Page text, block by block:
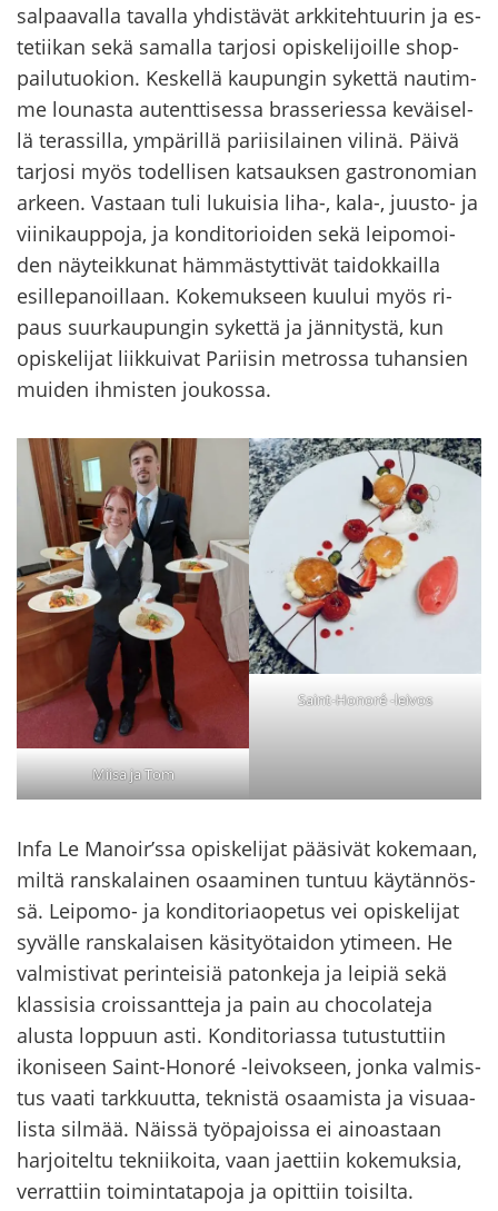
sal­paa­val­la ta­val­la yh­dis­tä­vät ark­ki­teh­tuu­rin ja es­
te­tii­kan sekä sa­mal­la tar­jo­si opis­ke­li­joil­le shop­
pai­lu­tuo­kion. Kes­kel­lä kau­pun­gin sy­ket­tä nau­tim­
me lou­nas­ta au­tent­ti­ses­sa bras­se­ries­sa ke­väi­sel­
lä te­ras­sil­la, ym­pä­ril­lä pa­rii­si­lai­nen vi­li­nä. Päivä
tar­jo­si myös to­del­li­sen kat­sauk­sen ga­stro­no­mian
ar­keen. Vas­taan tuli lu­kui­sia liha-, kala-, juusto-​ ja
vii­ni­kaup­po­ja, ja kon­di­to­rioi­den sekä lei­po­moi­
den näy­teik­ku­nat häm­mäs­tyt­ti­vät tai­dok­kail­la
esil­le­pa­noil­laan. Ko­ke­muk­seen kuu­lui myös ri­
paus suur­kau­pun­gin sy­ket­tä ja jän­ni­tys­tä, kun
opis­ke­li­jat liik­kui­vat Pa­rii­sin met­ros­sa tu­han­sien
mui­den ih­mis­ten jou­kos­sa.
Miisa ja Tom
Saint-Honoré -leivos
Infa Le Ma­noir’ssa opis­ke­li­jat pää­si­vät ko­ke­maan,
miltä rans­ka­lai­nen osaa­mi­nen tun­tuu käy­tän­nös­
sä. Leipomo-​ ja kon­di­to­riao­pe­tus vei opis­ke­li­jat
sy­väl­le rans­ka­lai­sen kä­si­työ­tai­don yti­meen. He
val­mis­ti­vat pe­rin­tei­siä pa­ton­ke­ja ja lei­piä sekä
klas­si­sia crois­sant­te­ja ja pain au choco­la­te­ja
alus­ta lop­puun asti. Kon­di­to­rias­sa tu­tus­tut­tiin
iko­ni­seen Saint-​Honoré -​leivokseen, jonka val­mis­
tus vaati tark­kuut­ta, tek­nis­tä osaa­mis­ta ja vi­su­aa­
lis­ta sil­mää. Näis­sä työ­pa­jois­sa ei ai­noas­taan
har­joi­tel­tu tek­nii­koi­ta, vaan jaet­tiin ko­ke­muk­sia,
ver­rat­tiin toi­min­ta­ta­po­ja ja opit­tiin toi­sil­ta.